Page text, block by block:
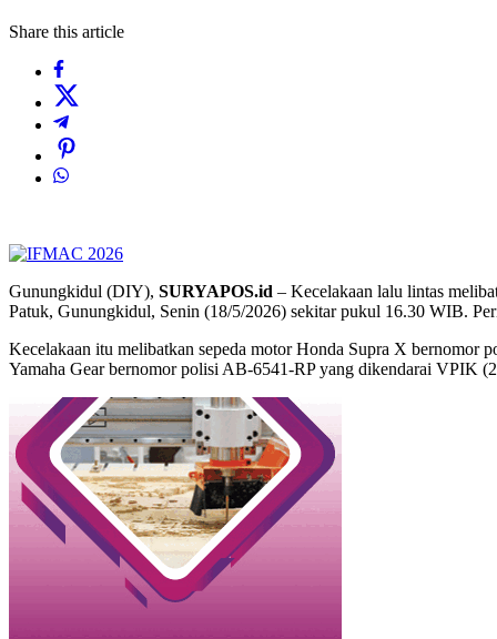
Share this article
Gunungkidul (DIY), SURYAPOS.id – Kecelakaan lalu lintas
Patuk, Gunungkidul, Senin (18/5/2026) sekitar pukul 16.30 WIB.
Kecelakaan itu melibatkan sepeda motor Honda Supra X
Yamaha Gear bernomor polisi AB-6541-RP yang dikendarai VPIK